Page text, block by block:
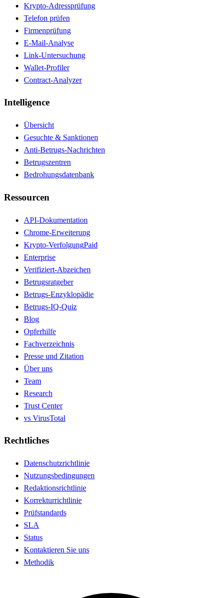
Krypto-Adressprüfung
Telefon prüfen
Firmenprüfung
E-Mail-Analyse
Link-Untersuchung
Wallet-Profiler
Contract-Analyzer
Intelligence
Übersicht
Gesuchte & Sanktionen
Anti-Betrugs-Nachrichten
Betrugszentren
Bedrohungsdatenbank
Ressourcen
API-Dokumentation
Chrome-Erweiterung
Krypto-VerfolgungPaid
Enterprise
Verifiziert-Abzeichen
Betrugsratgeber
Betrugs-Enzyklopädie
Betrugs-IQ-Quiz
Blog
Opferhilfe
Fachverzeichnis
Presse und Zitation
Über uns
Team
Research
Trust Center
vs VirusTotal
Rechtliches
Datenschutzrichtlinie
Nutzungsbedingungen
Redaktionsrichtlinie
Korrekturrichtlinie
Prüfstandards
SLA
Status
Kontaktieren Sie uns
Methodik